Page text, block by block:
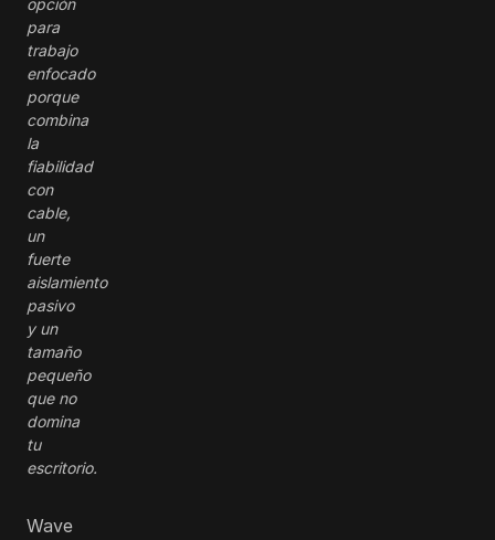
para
trabajo
enfocado
porque
combina
la
fiabilidad
con
cable,
un
fuerte
aislamiento
pasivo
y un
tamaño
pequeño
que no
domina
tu
escritorio.
Wave